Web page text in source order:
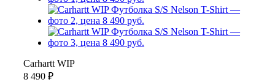
Carhartt WIP
8 490 ₽